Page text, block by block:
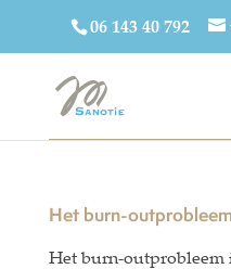
06 143 40 792
Het burn-
Het burn-outprobleem